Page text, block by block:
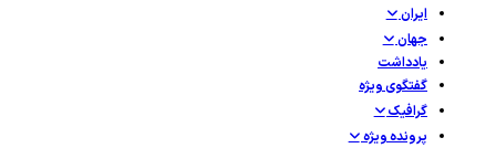
ایران
جهان
یادداشت
گفتگوی ویژه
گرافيک
پرونده ویژه